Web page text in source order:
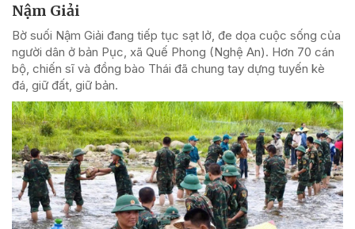
Nậm Giải
Bờ suối Nậm Giải đang tiếp tục sạt lở, đe dọa cuộc sống của
người dân ở bản Pục, xã Quế Phong (Nghệ An). Hơn 70 cán
bộ, chiến sĩ và đồng bào Thái đã chung tay dựng tuyến kè
đá, giữ đất, giữ bản.